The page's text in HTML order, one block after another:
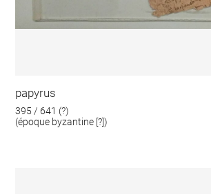
papyrus
395 / 641 (?)
(époque byzantine [?])